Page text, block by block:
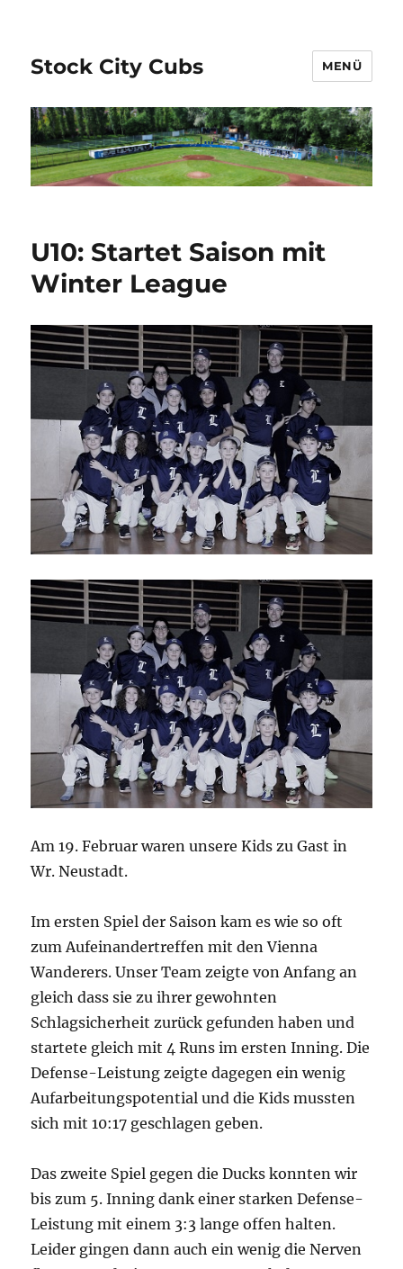
Stock City Cubs MENÜ
U10: Startet Saison mit
Winter League
Am 19. Februar waren unsere Kids zu Gast in
Wr. Neustadt.
Im ersten Spiel der Saison kam es wie so oft
zum Aufeinandertreffen mit den Vienna
Wanderers. Unser Team zeigte von Anfang an
gleich dass sie zu ihrer gewohnten
Schlagsicherheit zurück gefunden haben und
startete gleich mit 4 Runs im ersten Inning. Die
Defense-Leistung zeigte dagegen ein wenig
Aufarbeitungspotential und die Kids mussten
sich mit 10:17 geschlagen geben.
Das zweite Spiel gegen die Ducks konnten wir
bis zum 5. Inning dank einer starken Defense-
Leistung mit einem 3:3 lange offen halten.
Leider gingen dann auch ein wenig die Nerven